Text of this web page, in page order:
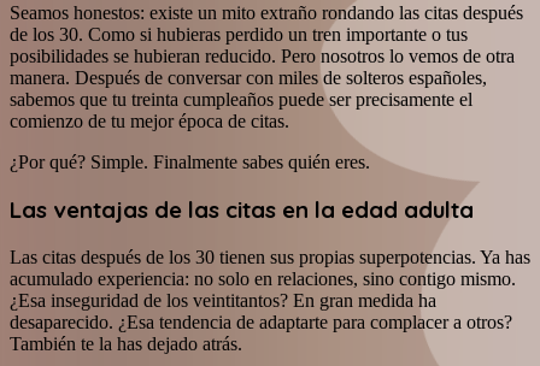
Seamos honestos: existe un mito extraño rondando las citas después
de los 30. Como si hubieras perdido un tren importante o tus
posibilidades se hubieran reducido. Pero nosotros lo vemos de otra
manera. Después de conversar con miles de solteros españoles,
sabemos que tu treinta cumpleaños puede ser precisamente el
comienzo de tu mejor época de citas.
¿Por qué? Simple. Finalmente sabes quién eres.
Las ventajas de las citas en la edad adulta
Las citas después de los 30 tienen sus propias superpotencias. Ya has
acumulado experiencia: no solo en relaciones, sino contigo mismo.
¿Esa inseguridad de los veintitantos? En gran medida ha
desaparecido. ¿Esa tendencia de adaptarte para complacer a otros?
También te la has dejado atrás.